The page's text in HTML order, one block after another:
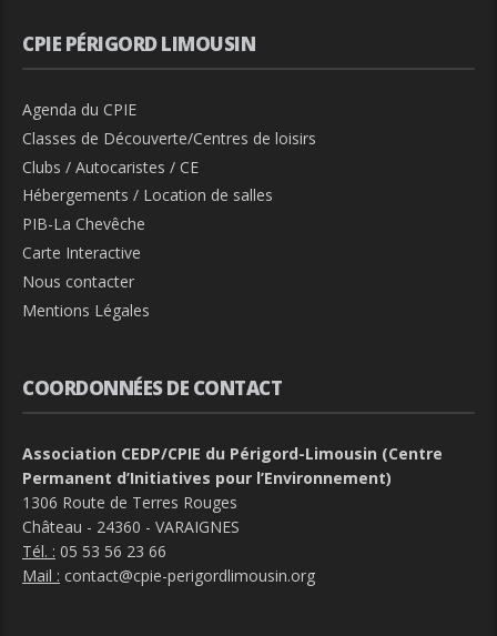
CPIE PÉRIGORD LIMOUSIN
Agenda du CPIE
Classes de Découverte/Centres de loisirs
Clubs / Autocaristes / CE
Hébergements / Location de salles
PIB-La Chevêche
Carte Interactive
Nous contacter
Mentions Légales
COORDONNÉES DE CONTACT
Association CEDP/CPIE du Périgord-Limousin (Centre
Permanent d’Initiatives pour l’Environnement)
1306 Route de Terres Rouges
Château - 24360 - VARAIGNES
Tél. : 05 53 56 23 66
Mail : contact@cpie-perigordlimousin.org